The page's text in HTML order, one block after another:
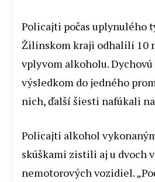
Policajti počas uplynulého
Žilinskom kraji odhalili 10
vplyvom alkoholu. Dychovú
výsledkom do jedného
nich, ďalší šiesti nafúkali
Policajti alkohol
skúškami zistili aj u dvoch
nemotorových vozidiel.